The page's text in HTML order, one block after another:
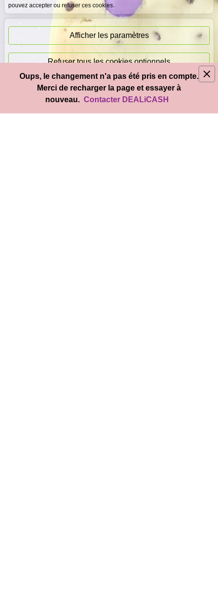
pouvez accepter ou refuser ces cookies.
Afficher les paramètres
Refuser tous les cookies optionnels
Accepter tous les cookies
Paiement
immédiat
© 2026 DEALiCASH- Tous droits réservés
Oups, le changement n'a pas été pris en compte.
Merci de recharger la page et essayer à
nouveau. Contacter DEALiCASH